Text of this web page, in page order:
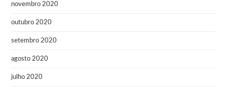
novembro 2020
outubro 2020
setembro 2020
agosto 2020
julho 2020